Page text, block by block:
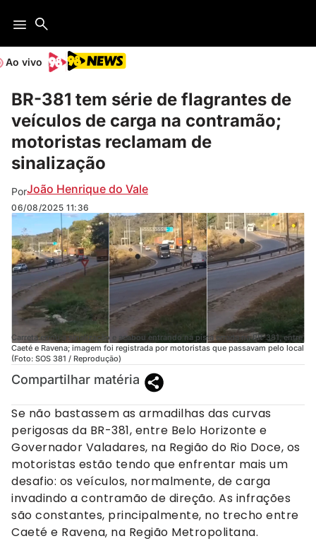
Ao vivo
BR-381 tem série de flagrantes de
veículos de carga na contramão;
motoristas reclamam de
sinalização
PorJoão Henrique do Vale
06/08/2025 11:36
Carreta errou a sinalização e acabou entrando na pista errada na BR-381, entre
Caeté e Ravena; imagem foi registrada por motoristas que passavam pelo local
(Foto: SOS 381 / Reprodução)
Compartilhar matéria
Se não bastassem as armadilhas das curvas
perigosas da BR-381, entre Belo Horizonte e
Governador Valadares, na Região do Rio Doce, os
motoristas estão tendo que enfrentar mais um
desafio: os veículos, normalmente, de carga
invadindo a contramão de direção. As infrações
são constantes, principalmente, no trecho entre
Caeté e Ravena, na Região Metropolitana.